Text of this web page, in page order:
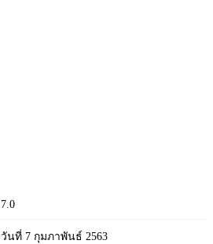
7.0
วันที่ 7 กุมภาพันธ์ 2563